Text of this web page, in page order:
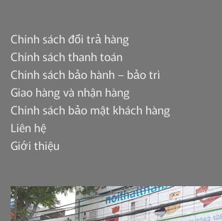
Chính sách đổi trả hàng
Chính sách thanh toán
Chính sách bảo hành – bảo trì
Giao hàng và nhận hàng
Chính sách bảo mật khách hàng
Liên hệ
Giới thiệu